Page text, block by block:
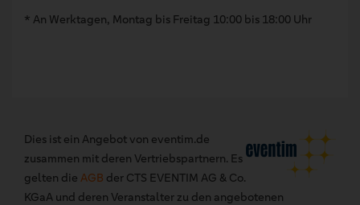
* An Werktagen, Montag bis Freitag 10:00 bis 18:00 Uhr
Dies ist ein Angebot von eventim.de
zusammen mit deren Vertriebspartnern. Es
gelten die AGB der CTS EVENTIM AG & Co.
KGaA und deren Veranstalter zu den angebotenen